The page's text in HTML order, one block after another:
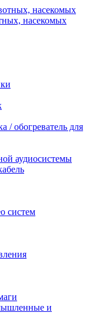
насекомых
/ обогреватель для
аудиосистемы
систем
и